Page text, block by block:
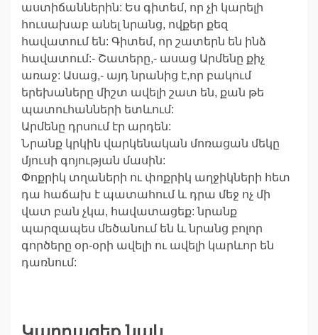
աստիճաններին: Ես գիտեմ, որ չի կարելի
հուսախաբ անել նրանց, ովքեր քեզ
հավատում են: Գիտեմ, որ շատերն են ինձ
հավատում:- Շատերը,- ասաց Արմենը քիչ
առաջ: Ասաց,- այդ նրանից է,որ բակում
երեխաները միշտ ավելի շատ են, քան թե
պատուհանների ետևում:
Արմենը դրսում էր արդեն:
Նրանք կրկին վարկենական մոռացան մեկը
մյուսի գոյության մասին:
Փոքրիկ տղաների ու փոքրիկ աղջիկների հետ
դա հաճախ է պատահում և դրա մեջ ոչ մի
վատ բան չկա, հավատացեք: նրանք
պարզապես մեծանում են և նրանց բոլոր
գործերը օր-օրի ավելի ու ավելի կարևոր են
դառնում: